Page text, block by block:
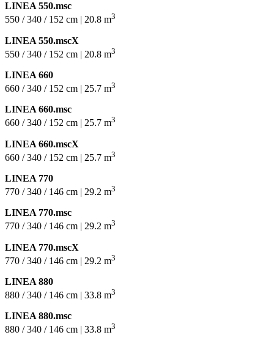
LINEA 550.msc
550 / 340 / 152 cm | 20.8 m3
LINEA 550.mscX
550 / 340 / 152 cm | 20.8 m3
LINEA 660
660 / 340 / 152 cm | 25.7 m3
LINEA 660.msc
660 / 340 / 152 cm | 25.7 m3
LINEA 660.mscX
660 / 340 / 152 cm | 25.7 m3
LINEA 770
770 / 340 / 146 cm | 29.2 m3
LINEA 770.msc
770 / 340 / 146 cm | 29.2 m3
LINEA 770.mscX
770 / 340 / 146 cm | 29.2 m3
LINEA 880
880 / 340 / 146 cm | 33.8 m3
LINEA 880.msc
880 / 340 / 146 cm | 33.8 m3